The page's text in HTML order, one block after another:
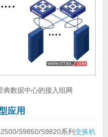
典数据中心的接入组网
应用
S9850/S9820系列交换机